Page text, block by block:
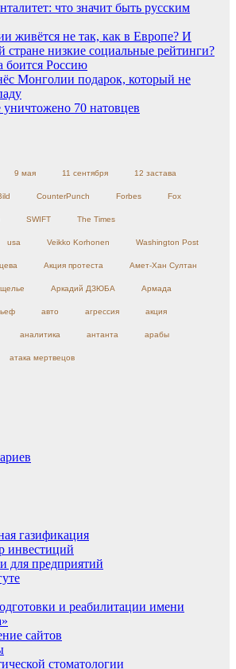
что значит быть русским
живётся не так, как в Европе? И
стране низкие социальные рейтинги?
боится Россию
Монголии подарок, который не
70 натовцев
9 мая 11 сентября 12 застава
CounterPunch Forbes Fox
SWIFT The Times
usa Veikko Korhonen Washington Post
Акция протеста Амет-Хан Султан
Аркадий ДЗЮБА Армада
авто агрессия акция
аналитика антанта арабы
атака мертвецов
газификация
инвестиций
для предприятий
и реабилитации имени
сайтов
стоматологии